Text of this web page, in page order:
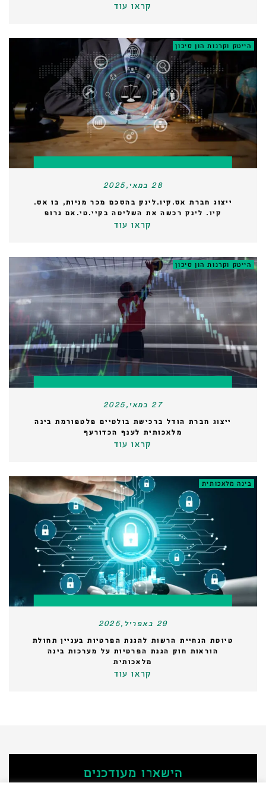
קראו עוד
הייטק וקרנות הון סיכון
28 במאי,2025
ייצוג חברת אס.קיו.לינק בהסכם מכר מניות, בו אס.
קיו. לינק רכשה את השליטה בקיי.טי.אם גרופ
קראו עוד
הייטק וקרנות הון סיכון
27 במאי,2025
ייצוג חברת הודל ברכישת בולטיים פלטפורמת בינה
מלאכותית לענף הכדורעף
קראו עוד
בינה מלאכותית
29 באפריל,2025
טיוטת הנחיית הרשות להגנת הפרטיות בעניין תחולת
הוראות חוק הגנת הפרטיות על מערכות בינה
מלאכותית
קראו עוד
הישארו מעודכנים